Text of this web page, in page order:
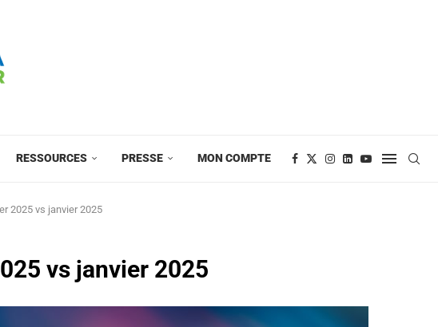
RESSOURCES PRESSE MON COMPTE
2025 vs janvier 2025
vs janvier 2025